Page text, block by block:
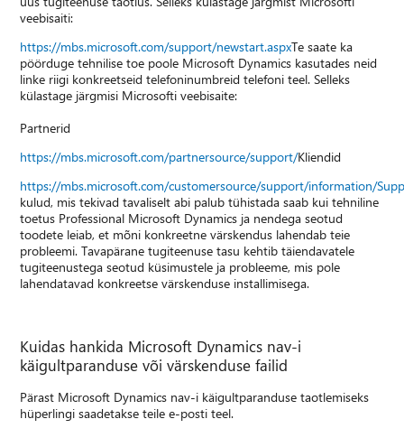
veebisaiti:
https://mbs.microsoft.com/support/newstart.aspxTe saate ka
pöörduge tehnilise toe poole Microsoft Dynamics kasutades neid
linke riigi konkreetseid telefoninumbreid telefoni teel. Selleks
külastage järgmisi Microsofti veebisaite:
Partnerid
https://mbs.microsoft.com/partnersource/support/Kliendid
https://mbs.microsoft.com/customersource/support/information/
kulud, mis tekivad tavaliselt abi palub tühistada saab kui tehniline
toetus Professional Microsoft Dynamics ja nendega seotud
toodete leiab, et mõni konkreetne värskendus lahendab teie
probleemi. Tavapärane tugiteenuse tasu kehtib täiendavatele
tugiteenustega seotud küsimustele ja probleeme, mis pole
lahendatavad konkreetse värskenduse installimisega.
Kuidas hankida Microsoft Dynamics nav-i
käigultparanduse või värskenduse failid
Pärast Microsoft Dynamics nav-i käigultparanduse taotlemiseks
hüperlingi saadetakse teile e-posti teel.